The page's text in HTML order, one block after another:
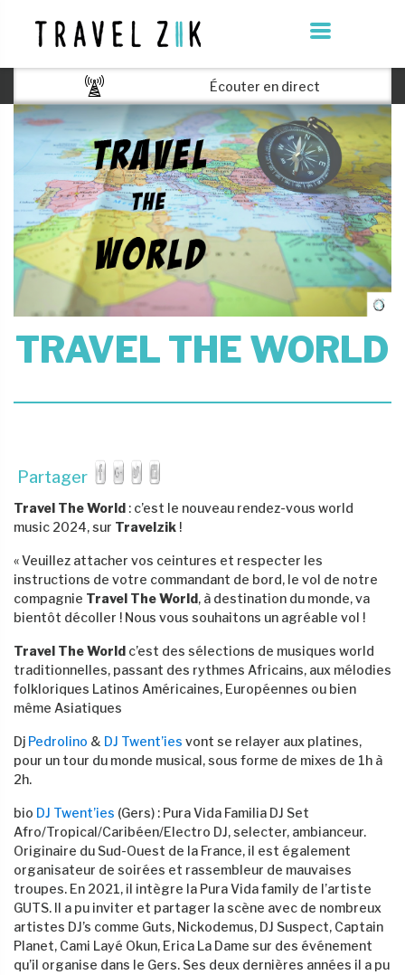
Écouter en direct
TRAVEL THE WORLD
Partager
Travel The World : c’est le nouveau rendez-vous world
music 2024, sur Travelzik !
« Veuillez attacher vos ceintures et respecter les
instructions de votre commandant de bord, le vol de notre
compagnie Travel The World, à destination du monde, va
bientôt décoller ! Nous vous souhaitons un agréable vol !
Travel The World c’est des sélections de musiques world
traditionnelles, passant des rythmes Africains, aux mélodies
folkloriques Latinos Américaines, Européennes ou bien
même Asiatiques
Dj Pedrolino & DJ Twent’ies vont se relayer aux platines,
pour un tour du monde musical, sous forme de mixes de 1h à
2h.
bio DJ Twent’ies (Gers) : Pura Vida Familia DJ Set
Afro/Tropical/Caribéen/Electro DJ, selecter, ambianceur.
Originaire du Sud-Ouest de la France, il est également
organisateur de soirées et rassembleur de mauvaises
troupes. En 2021, il intègre la Pura Vida family de l’artiste
GUTS. Il a pu inviter et partager la scène avec de nombreux
artistes DJ’s comme Guts, Nickodemus, DJ Suspect, Captain
Planet, Cami Layé Okun, Erica La Dame sur des événement
qu’il organise dans le Gers. Ses deux dernières années il a pu